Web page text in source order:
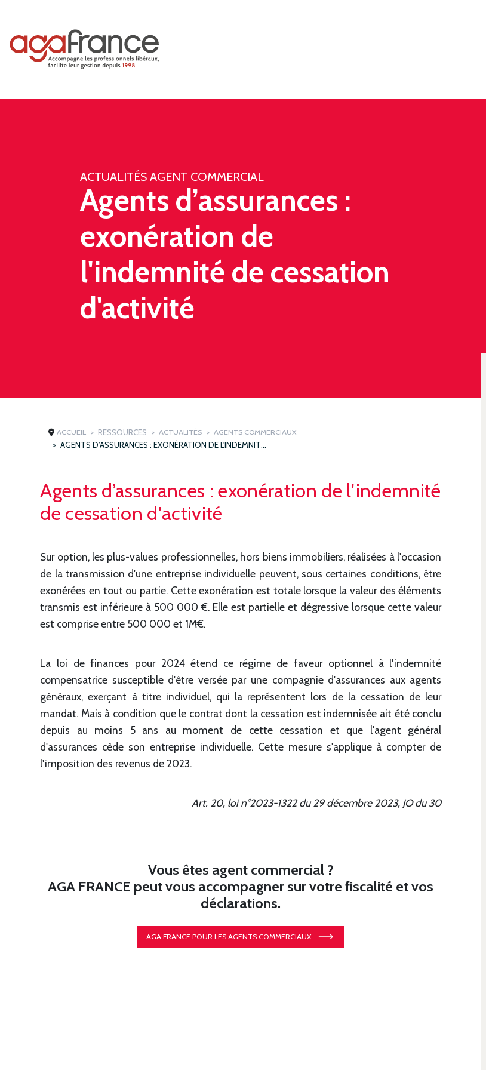
ACTUALITÉS AGENT COMMERCIAL
Agents d’assurances :
exonération de
l'indemnité de cessation
d'activité
ACCUEIL RESSOURCES ACTUALITÉS AGENTS COMMERCIAUX
AGENTS D’ASSURANCES : EXONÉRATION DE L'INDEMNITÉ DE CESSATION D'ACTIVITÉ
Agents d’assurances : exonération de l'indemnité
de cessation d'activité
Sur option, les plus-values professionnelles, hors biens immobiliers, réalisées à l'occasion
de la transmission d'une entreprise individuelle peuvent, sous certaines conditions, être
exonérées en tout ou partie. Cette exonération est totale lorsque la valeur des éléments
transmis est inférieure à 500 000 €. Elle est partielle et dégressive lorsque cette valeur
est comprise entre 500 000 et 1M€.
La loi de finances pour 2024 étend ce régime de faveur optionnel à l'indemnité
compensatrice susceptible d'être versée par une compagnie d'assurances aux agents
généraux, exerçant à titre individuel, qui la représentent lors de la cessation de leur
mandat. Mais à condition que le contrat dont la cessation est indemnisée ait été conclu
depuis au moins 5 ans au moment de cette cessation et que l'agent général
d'assurances cède son entreprise individuelle. Cette mesure s'applique à compter de
l'imposition des revenus de 2023.
Art. 20, loi n°2023-1322 du 29 décembre 2023, JO du 30
Vous êtes agent commercial ?
AGA FRANCE peut vous accompagner sur votre fiscalité et vos
déclarations.
AGA FRANCE POUR LES AGENTS COMMERCIAUX